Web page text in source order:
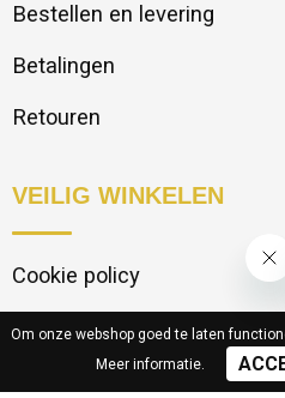
Bestellen en levering
Betalingen
Retouren
VEILIG WINKELEN
Cookie policy
Privacy statement
Om onze webshop goed te laten
Meer informatie